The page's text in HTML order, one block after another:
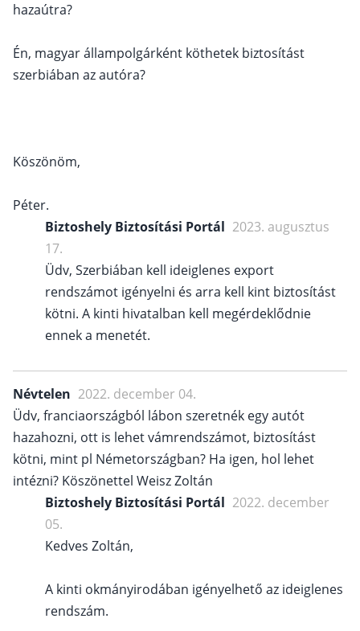
hazaútra?
Én, magyar állampolgárként köthetek biztosítást
szerbiában az autóra?
Köszönöm,
Péter.
Biztoshely Biztosítási Portál 2023. augusztus
17.
Üdv, Szerbiában kell ideiglenes export
rendszámot igényelni és arra kell kint biztosítást
kötni. A kinti hivatalban kell megérdeklődnie
ennek a menetét.
Névtelen 2022. december 04.
Üdv, franciaországból lábon szeretnék egy autót
hazahozni, ott is lehet vámrendszámot, biztosítást
kötni, mint pl Németországban? Ha igen, hol lehet
intézni? Köszönettel Weisz Zoltán
Biztoshely Biztosítási Portál 2022. december
05.
Kedves Zoltán,
A kinti okmányirodában igényelhető az ideiglenes
rendszám.